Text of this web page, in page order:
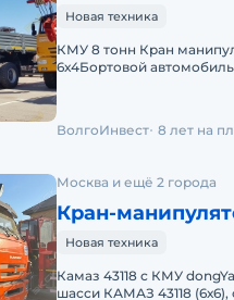
Новая техника
КМУ 8 тонн Кран
6х4Бортовой
ВолгоИнвест 8 лет на
Москва и ещё 2 города
Кран-
Новая техника
Камаз 43118 с КМУ
шасси КАМАЗ 43118